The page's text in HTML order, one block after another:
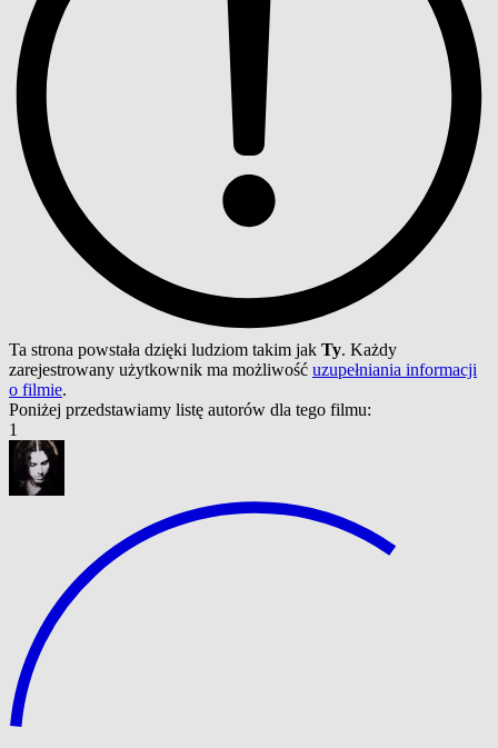
Ta strona powstała dzięki ludziom takim jak Ty. Każdy
zarejestrowany użytkownik ma możliwość uzupełniania informacji
o filmie.
Poniżej przedstawiamy listę autorów dla tego filmu:
1